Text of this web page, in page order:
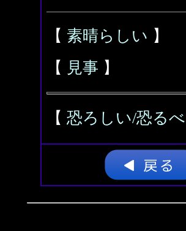
【 素晴らしい 】
【 見事 】
【 恐ろしい/恐るべ